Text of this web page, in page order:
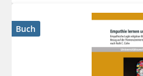
Buch